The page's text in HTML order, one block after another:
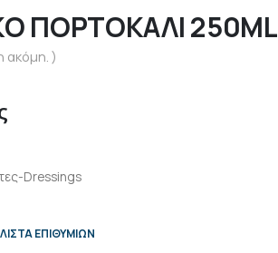
ΠΟΡΤΟΚΑΛΙ 250ML
ακόμη. )
Dressings
ΕΠΙΘΥΜΙΏΝ